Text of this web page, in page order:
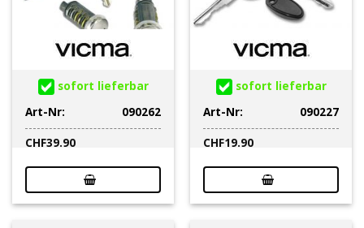
sofort lieferbar
Art-Nr:
090262
CHF39.90
sofort lieferbar
Art-Nr:
090227
CHF19.90